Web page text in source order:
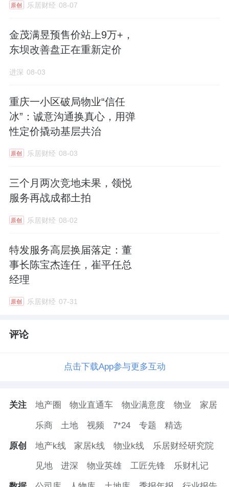
原创 乐居财经 08-07
金茂满昱预售价站上9万+，
东坝改善盘正在重新定价
进深 08-03
重庆一小区破局物业“信任
冰”：诚意沟通换真心，用弹
性定价撬动基层共治
原创 乐居财经 08-03
三个月两次竞地未果，领悦
服务再战成都土拍
原创 乐居财经 08-02
特发服务高层换届落定：董
事长陈宝杰连任，崔平任总
经理
原创 乐居财经 07-31
评论
点击下载App参与更多互动
关注 地产圈 物业直通车 物业满意度 物业 家居
乐商 土地 视频 7*24 专题 精选
原创 地产k线 家居k线 物业k线 乐居财经研究院
见地 进深 物业英雄 工匠先锋 乐财札记